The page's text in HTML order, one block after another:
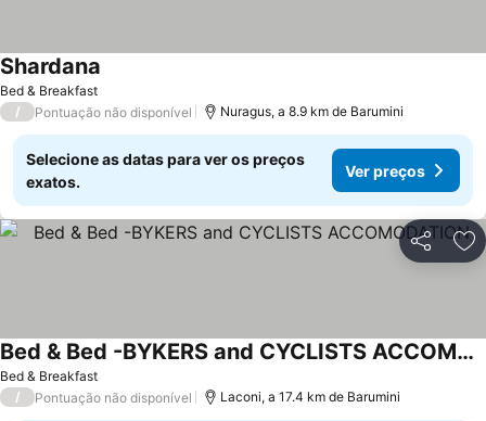
Bed & Breakfast
Shardana
/ Pontuação não disponível Nuragus, a 8.9 km de Barumini
Selecione as datas para ver os preços
exatos.
Ver preços
Partilhar
Bed & Breakfast
Bed & Bed -BYKERS and CYCLISTS ACCOMODATION
/ Pontuação não disponível Laconi, a 17.4 km de Barumini